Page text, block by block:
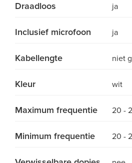
Draadloos ja
Inclusief microfoon ja
Kabellengte niet
Kleur wit
Maximum frequentie 20 -
Minimum frequentie 20 -